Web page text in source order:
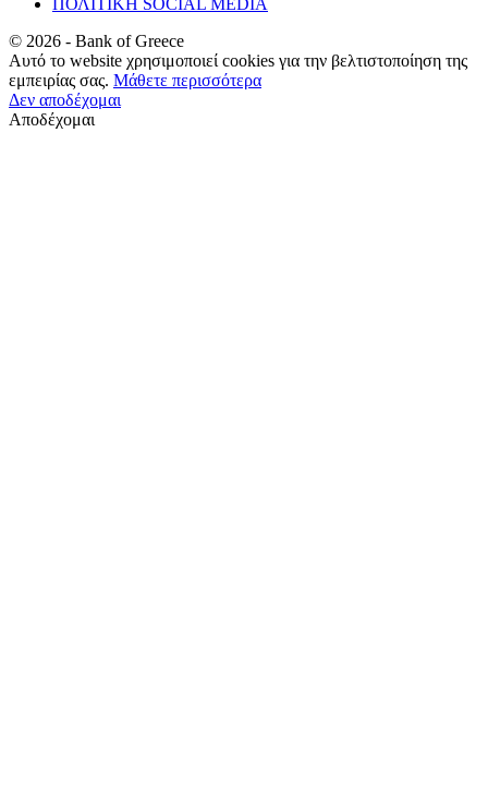
© 2026 - Bank of Greece
Αυτό το website χρησιμοποιεί cookies για την βελτιστοποίηση της
εμπειρίας σας. Μάθετε περισσότερα
Δεν αποδέχομαι
Αποδέχομαι